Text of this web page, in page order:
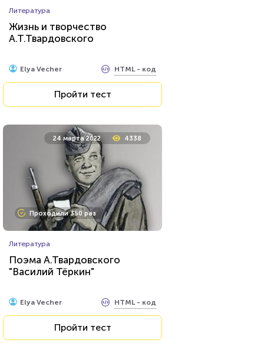
Литература
Жизнь и творчество
А.Т.Твардовского
Elya Vecher HTML - код
Пройти тест
24 марта 2022 4338
Проходили 350 раз
Литература
Поэма А.Твардовского
"Василий Тёркин"
Elya Vecher HTML - код
Пройти тест